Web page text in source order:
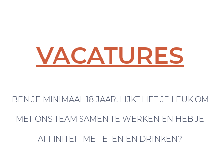
VACATURES
BEN JE MINIMAAL 18 JAAR, LIJKT HET JE LEUK OM
MET ONS TEAM SAMEN TE WERKEN EN HEB JE
AFFINITEIT MET ETEN EN DRINKEN?